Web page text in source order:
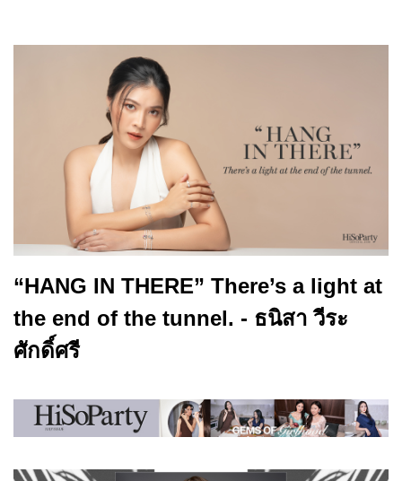
“HANG IN THERE” There’s a light at
the end of the tunnel. - ธนิสา วีระ
ศักดิ์ศรี